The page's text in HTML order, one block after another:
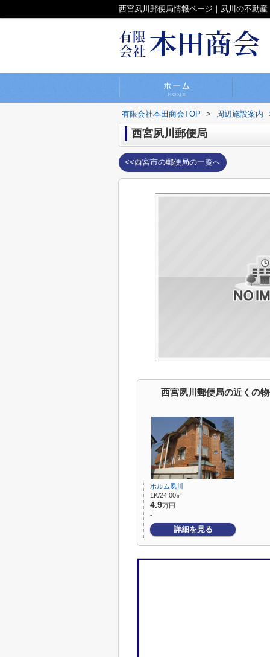
西宮夙川郵便局情報ページ｜夙川の不動
有限会社本田商会TOP > 周辺施設案内
西宮夙川郵便局
<<西宮市の郵便局の一覧へ
西宮夙川郵便局の近くの
ホルム夙川
1K/24.00㎡
4.9万円
-
詳細を見る